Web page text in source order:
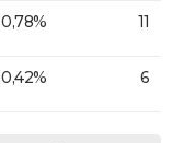
0,78% 11
0,42% 6